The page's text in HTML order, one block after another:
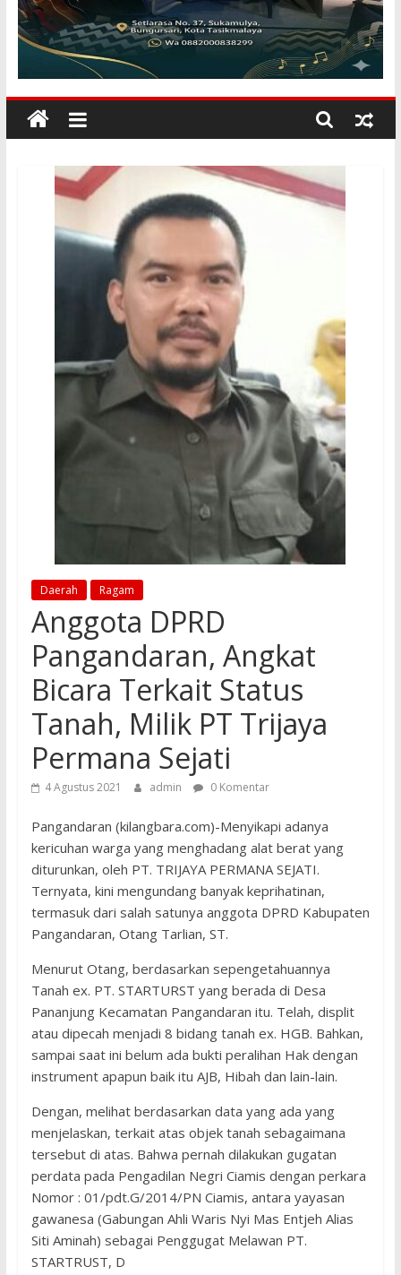
KILANGBARA
Membuka
Dunia
Daerah Ragam
Anggota DPRD
Pangandaran, Angkat
Bicara Terkait Status
Tanah, Milik PT Trijaya
Permana Sejati
4 Agustus 2021 admin 0 Komentar
Pangandaran (kilangbara.com)-Menyikapi adanya
kericuhan warga yang menghadang alat berat yang
diturunkan, oleh PT. TRIJAYA PERMANA SEJATI.
Ternyata, kini mengundang banyak keprihatinan,
termasuk dari salah satunya anggota DPRD Kabupaten
Pangandaran, Otang Tarlian, ST.
Menurut Otang, berdasarkan sepengetahuannya
Tanah ex. PT. STARTURST yang berada di Desa
Pananjung Kecamatan Pangandaran itu. Telah, displit
atau dipecah menjadi 8 bidang tanah ex. HGB. Bahkan,
sampai saat ini belum ada bukti peralihan Hak dengan
instrument apapun baik itu AJB, Hibah dan lain-lain.
Dengan, melihat berdasarkan data yang ada yang
menjelaskan, terkait atas objek tanah sebagaimana
tersebut di atas. Bahwa pernah dilakukan gugatan
perdata pada Pengadilan Negri Ciamis dengan perkara
Nomor : 01/pdt.G/2014/PN Ciamis, antara yayasan
gawanesa (Gabungan Ahli Waris Nyi Mas Entjeh Alias
Siti Aminah) sebagai Penggugat Melawan PT.
STARTRUST, D